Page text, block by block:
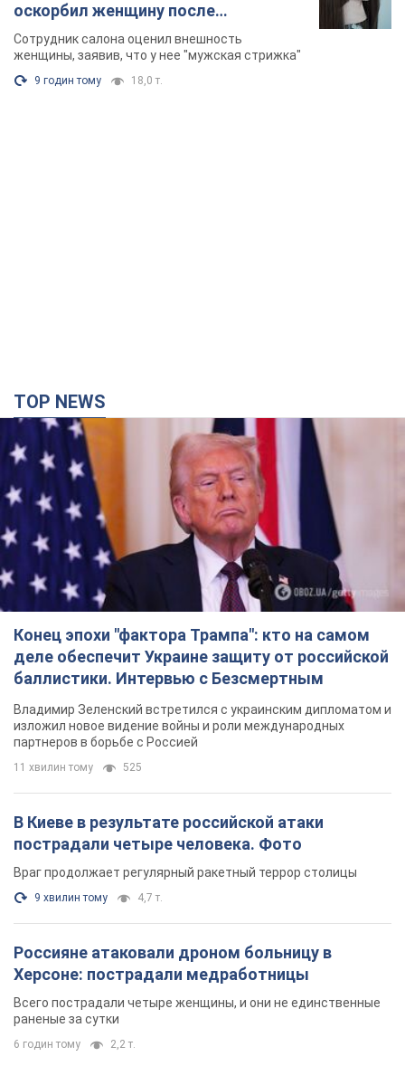
оскорбил женщину после
химиотерапии, разгорелся скандал.
Фото
Сотрудник салона оценил внешность
женщины, заявив, что у нее "мужская стрижка"
9 годин тому 18,0 т.
TOP NEWS
Конец эпохи "фактора Трампа": кто на самом
деле обеспечит Украине защиту от российской
баллистики. Интервью с Безсмертным
Владимир Зеленский встретился с украинским дипломатом и
изложил новое видение войны и роли международных
партнеров в борьбе с Россией
11 хвилин тому 525
В Киеве в результате российской атаки
пострадали четыре человека. Фото
Враг продолжает регулярный ракетный террор столицы
9 хвилин тому 4,7 т.
Россияне атаковали дроном больницу в
Херсоне: пострадали медработницы
Всего пострадали четыре женщины, и они не единственные
раненые за сутки
6 годин тому 2,2 т.